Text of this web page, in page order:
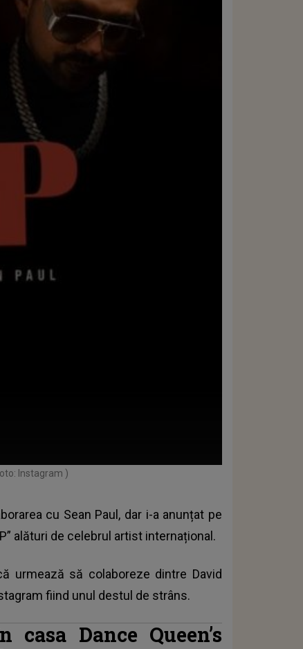
Instagram )
cu Sean Paul, dar i-a anunțat pe
alături de celebrul artist internațional.
urmează să colaboreze dintre David
fiind unul destul de strâns.
Dance Queen’s